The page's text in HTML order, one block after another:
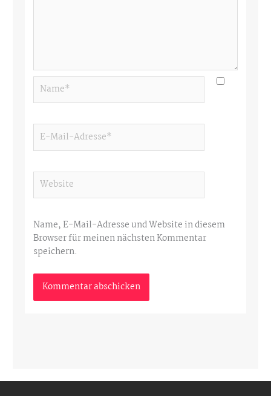
Name*
E-
Mail-
Website
Name, E-Mail-Adresse und Website in diesem
Browser für meinen nächsten Kommentar
speichern.